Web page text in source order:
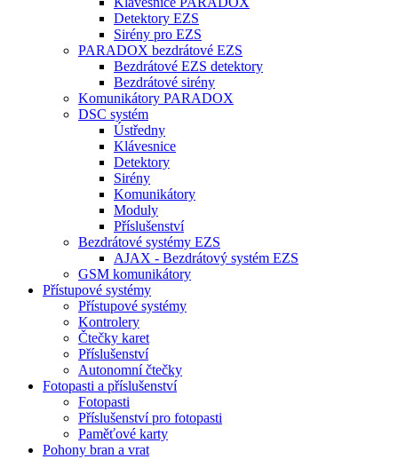
Detektory EZS
Sirény pro EZS
PARADOX bezdrátové EZS
Bezdrátové EZS detektory
Bezdrátové sirény
Komunikátory PARADOX
DSC systém
Ústředny
Klávesnice
Detektory
Sirény
Komunikátory
Moduly
Příslušenství
Bezdrátové systémy EZS
AJAX - Bezdrátový systém EZS
GSM komunikátory
Přístupové systémy
Přístupové systémy
Kontrolery
Čtečky karet
Příslušenství
Autonomní čtečky
Fotopasti a příslušenství
Fotopasti
Příslušenství pro fotopasti
Paměťové karty
Pohony bran a vrat